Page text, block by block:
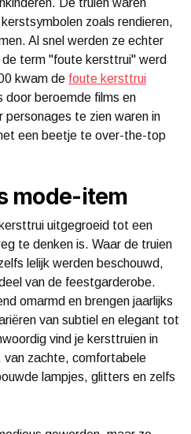
zoals rendieren,
Al snel werden ze echter
term "foute kersttrui" werd
kwam de foute kersttrui
door beroemde films en
te zien waren in
een beetje te over-the-top
mode-item
uitgegroeid tot een
te denken is. Waar de truien
lelijk werden beschouwd,
van de feestgarderobe.
omarmd en brengen jaarlijks
van subtiel en elegant tot
vind je kersttruien in
van zachte, comfortabele
lampjes, glitters en zelfs